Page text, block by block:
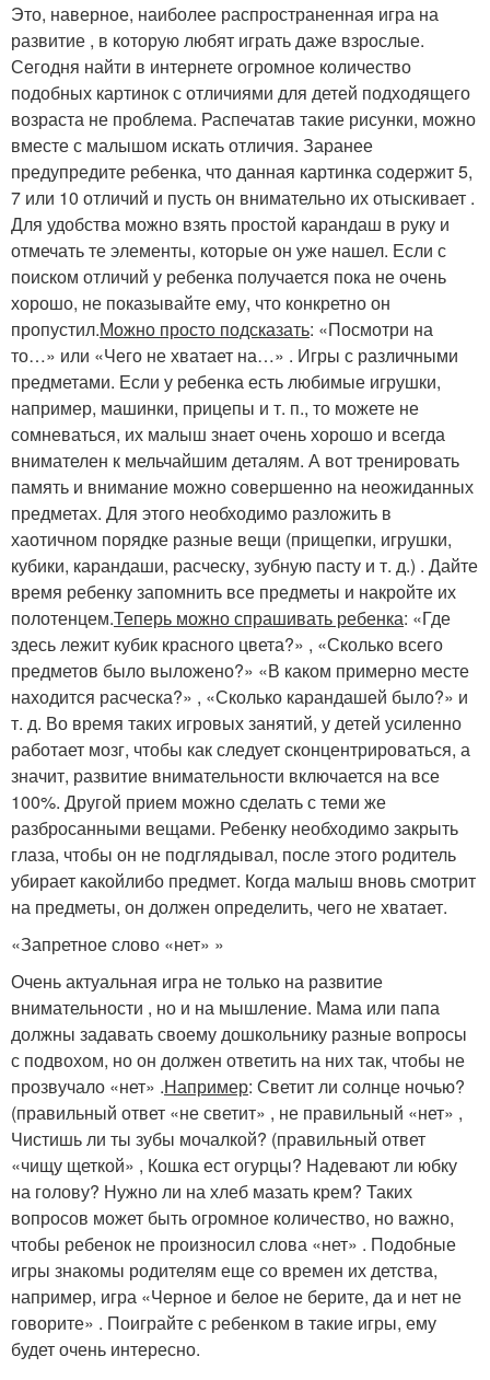
Это, наверное, наиболее распространенная игра на
развитие , в которую любят играть даже взрослые.
Сегодня найти в интернете огромное количество
подобных картинок с отличиями для детей подходящего
возраста не проблема. Распечатав такие рисунки, можно
вместе с малышом искать отличия. Заранее
предупредите ребенка, что данная картинка содержит 5,
7 или 10 отличий и пусть он внимательно их отыскивает .
Для удобства можно взять простой карандаш в руку и
отмечать те элементы, которые он уже нашел. Если с
поиском отличий у ребенка получается пока не очень
хорошо, не показывайте ему, что конкретно он
пропустил.Можно просто подсказать: «Посмотри на
то…» или «Чего не хватает на…» . Игры с различными
предметами. Если у ребенка есть любимые игрушки,
например, машинки, прицепы и т. п., то можете не
сомневаться, их малыш знает очень хорошо и всегда
внимателен к мельчайшим деталям. А вот тренировать
память и внимание можно совершенно на неожиданных
предметах. Для этого необходимо разложить в
хаотичном порядке разные вещи (прищепки, игрушки,
кубики, карандаши, расческу, зубную пасту и т. д.) . Дайте
время ребенку запомнить все предметы и накройте их
полотенцем.Теперь можно спрашивать ребенка: «Где
здесь лежит кубик красного цвета?» , «Сколько всего
предметов было выложено?» «В каком примерно месте
находится расческа?» , «Сколько карандашей было?» и
т. д. Во время таких игровых занятий, у детей усиленно
работает мозг, чтобы как следует сконцентрироваться, а
значит, развитие внимательности включается на все
100%. Другой прием можно сделать с теми же
разбросанными вещами. Ребенку необходимо закрыть
глаза, чтобы он не подглядывал, после этого родитель
убирает какойлибо предмет. Когда малыш вновь смотрит
на предметы, он должен определить, чего не хватает.
«Запретное слово «нет» »
Очень актуальная игра не только на развитие
внимательности , но и на мышление. Мама или папа
должны задавать своему дошкольнику разные вопросы
с подвохом, но он должен ответить на них так, чтобы не
прозвучало «нет» .Например: Светит ли солнце ночью?
(правильный ответ «не светит» , не правильный «нет» ,
Чистишь ли ты зубы мочалкой? (правильный ответ
«чищу щеткой» , Кошка ест огурцы? Надевают ли юбку
на голову? Нужно ли на хлеб мазать крем? Таких
вопросов может быть огромное количество, но важно,
чтобы ребенок не произносил слова «нет» . Подобные
игры знакомы родителям еще со времен их детства,
например, игра «Черное и белое не берите, да и нет не
говорите» . Поиграйте с ребенком в такие игры, ему
будет очень интересно.